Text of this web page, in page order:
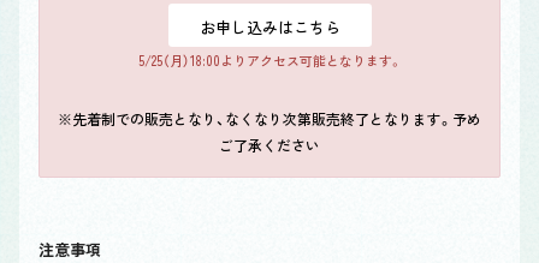
お申し込みはこちら
5/25（月）18:00よりアクセス可能となります。
※先着制での販売となり、なくなり次第販売終了となります。予め
ご了承ください
注意事項